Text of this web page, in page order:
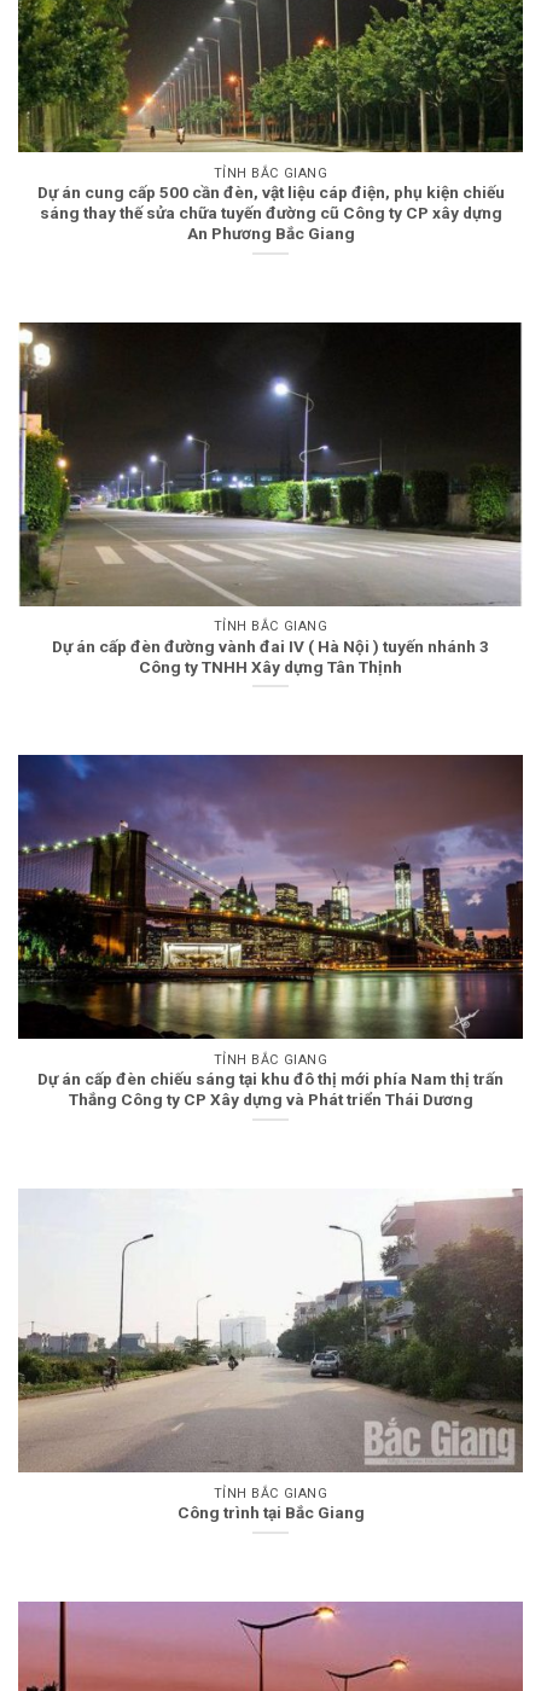
TỈNH BẮC GIANG
Dự án cung cấp 500 cần đèn, vật liệu cáp điện, phụ kiện chiếu
sáng thay thế sửa chữa tuyến đường cũ Công ty CP xây dựng
An Phương Bắc Giang
TỈNH BẮC GIANG
Dự án cấp đèn đường vành đai IV ( Hà Nội ) tuyến nhánh 3
Công ty TNHH Xây dựng Tân Thịnh
TỈNH BẮC GIANG
Dự án cấp đèn chiếu sáng tại khu đô thị mới phía Nam thị trấn
Thắng Công ty CP Xây dựng và Phát triển Thái Dương
TỈNH BẮC GIANG
Công trình tại Bắc Giang